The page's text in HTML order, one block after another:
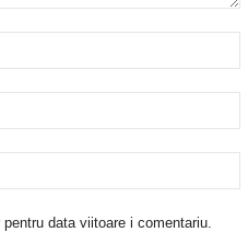
data viitoare i comentariu.